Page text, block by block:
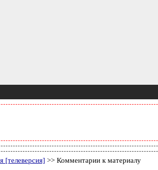
[телеверсия] >> Комментарии к материалу